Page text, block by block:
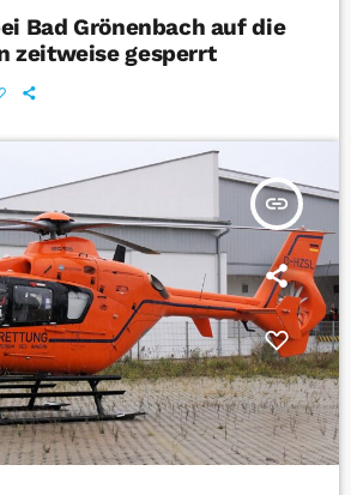
Bad Grönenbach auf die
zeitweise gesperrt
insert_link